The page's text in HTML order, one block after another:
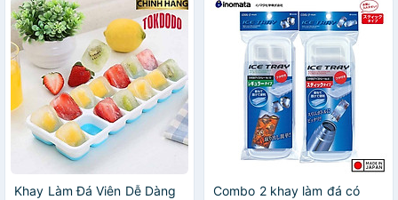
Khay Làm Đá Viên Dễ Dàng
Combo 2 khay làm đá có